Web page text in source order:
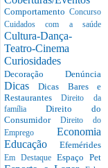
Comportamento Concurso
Cuidados com a saúde
Cultura-Dança-
Teatro-Cinema
Curiosidades
Decoração Denúncia
DicasDicas Bares e
RestaurantesDireito da
família Direito do
Consumidor Direito do
Emprego Economia
Educação Efemérides
Em Destaque Espaço Pet